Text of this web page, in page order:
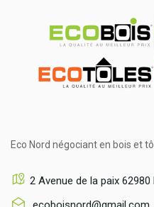
Eco Nord négociant en bois et
2 Avenue de la paix